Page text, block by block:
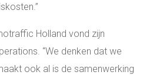
Holland vond zijn
“We denken dat we
ook al is de samenwerking